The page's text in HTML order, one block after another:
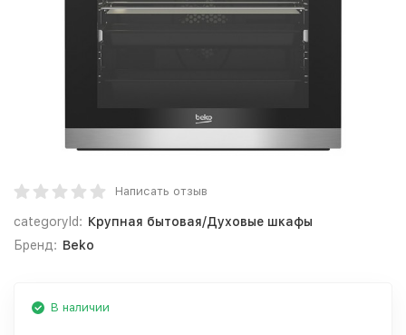
Написать отзыв
categoryId: Крупная бытовая/Духовые шкафы
Бренд: Beko
В наличии